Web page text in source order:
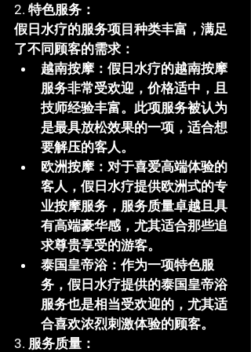
2. 特色服务：
假日水疗的服务项目种类丰富，满足
了不同顾客的需求：
越南按摩 ： 假日水疗的越南按摩
服务非常受欢迎，价格适中，且
技师经验丰富。此项服务被认为
是最具放松效果的一项，适合想
要解压的客人。
欧洲按摩 ：对于喜爱高端体验的
客人， 假日水疗提供欧洲式的专
业按摩服务，服务质量卓越且具
有高端豪华感，尤其适合那些追
求尊贵享受的游客。
泰国皇帝浴：作为一项特色服
务， 假日水疗提供的泰国皇帝浴
服务也是相当受欢迎的，尤其适
合喜欢浓烈刺激体验的顾客。
3. 服务质量：